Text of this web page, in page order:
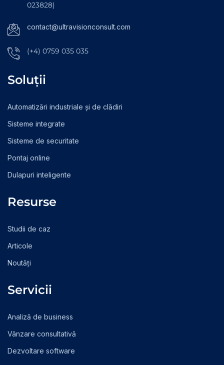
023828)
contact@ultravisionconsult.com
(+4) 0759 035 035
Soluții
Automatizări industriale și de clădiri
Sisteme integrate
Sisteme de securitate
Pontaj online
Dulapuri inteligente
Resurse
Studii de caz
Articole
Noutăți
Servicii
Analiză de business
Vânzare consultativă
Dezvoltare software